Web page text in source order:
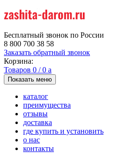
Бесплатный звонок по России
8 800 700 38 58
Заказать обратный звонок
Корзина:
Товаров 0 /0 a
Показать меню
каталог
преимущества
отзывы
доставка
где купить и установить
о нас
контакты